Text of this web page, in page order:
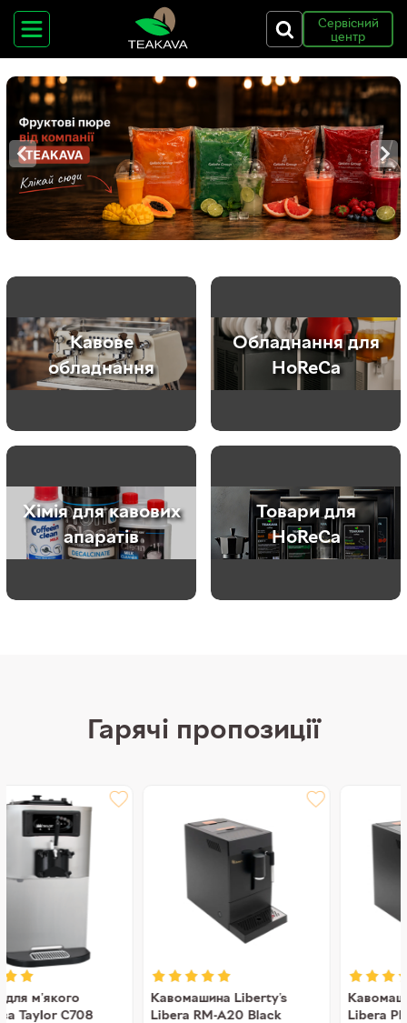
Сервісний
центр
Кавове
обладнання
Обладнання для
HoReCa
Хімія для кавових
апаратів
Товари для
HoReCa
Гарячі пропозиції
Кавомашина Liberty's
Libera RM-A20 Black
Кавомашина Liberty's
Libera Plus RM-A20 Black